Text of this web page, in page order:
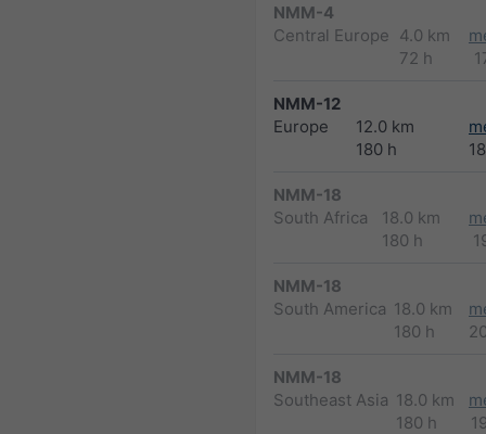
NMM-4
Central Europe 4.0 km
72 h
NMM-12
Europe
12.0 km
180 h
NMM-18
South Africa
18.0 km
180 h
NMM-18
South America 18.0 km
180 h
NMM-18
Southeast Asia 18.0 km
180 h